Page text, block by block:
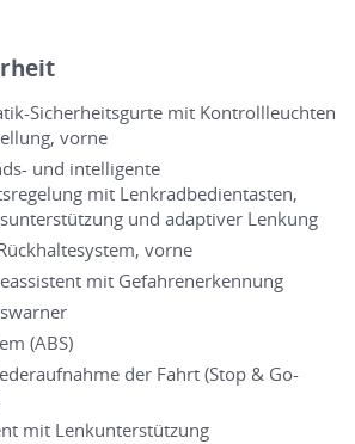
Sicherheitsgurte mit Kontrollleuchten
vorne
und intelligente
mit Lenkradbedientasten,
und adaptiver Lenkung
vorne
mit Gefahrenerkennung
(ABS)
der Fahrt (Stop & Go-
mit Lenkunterstützung